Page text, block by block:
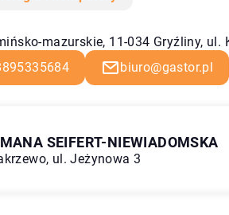
mazurskie, 11-034 Gryźliny, ul.
biuro@gastor.pl
SEIFERT-NIEWIADOMSKA
ul. Jeżynowa 3